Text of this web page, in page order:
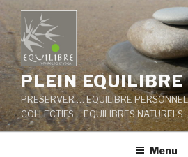
Aller
au
contenu
principal
PLEIN EQUILIBRE
PRESERVER … EQUILIBRE
COLLECTIFS… EQUILIBRES NATURELS
Menu